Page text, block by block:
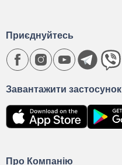
Про Компанію
Завантажити застосунок
Приєднуйтесь